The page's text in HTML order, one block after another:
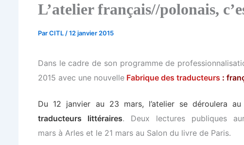
L’atelier français//polonais,
ParCITL /12 janvier 2015
Dans le cadre de son programme de
2015 avec une nouvelle Fabrique des traducteurs :
Du 12 janvier au 23 mars, l’atelier se déroulera au
traducteurs littéraires. Deux lectures publiques
mars à Arles et le 21 mars au Salon du livre de Paris.